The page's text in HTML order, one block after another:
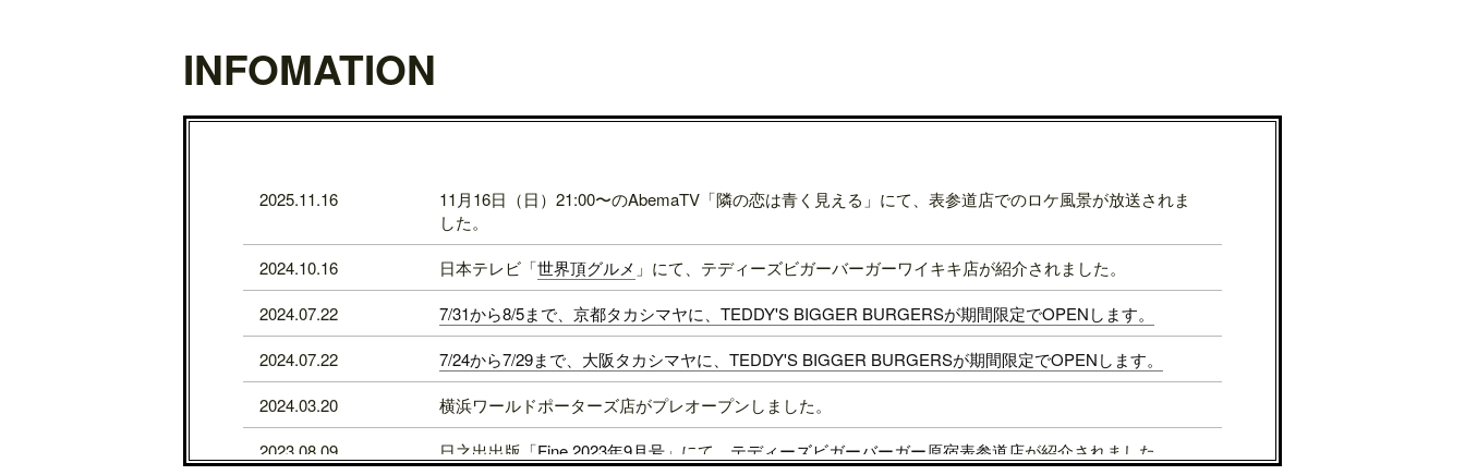
INFOMATION
2025.11.16
11月16日（日）21:00〜のAbemaTV「隣の恋は青く見える」にて、表参道店でのロケ風景が放送されま
した。
2024.10.16
日本テレビ「世界頂グルメ 」にて、テディーズビガーバーガーワイキキ店が紹介されました。
2024.07.22
7/31から8/5まで、京都タカシマヤに、TEDDY'S BIGGER BURGERSが期間限定でOPENします。
2024.07.22
7/24から7/29まで、大阪タカシマヤに、TEDDY'S BIGGER BURGERSが期間限定でOPENします。
2024.03.20
横浜ワールドポーターズ店がプレオープンしました。
2023.08.09
日之出出版「Fine 2023年9月号 」にて、 テディーズビガーバーガー原宿表参道店が紹介されました。